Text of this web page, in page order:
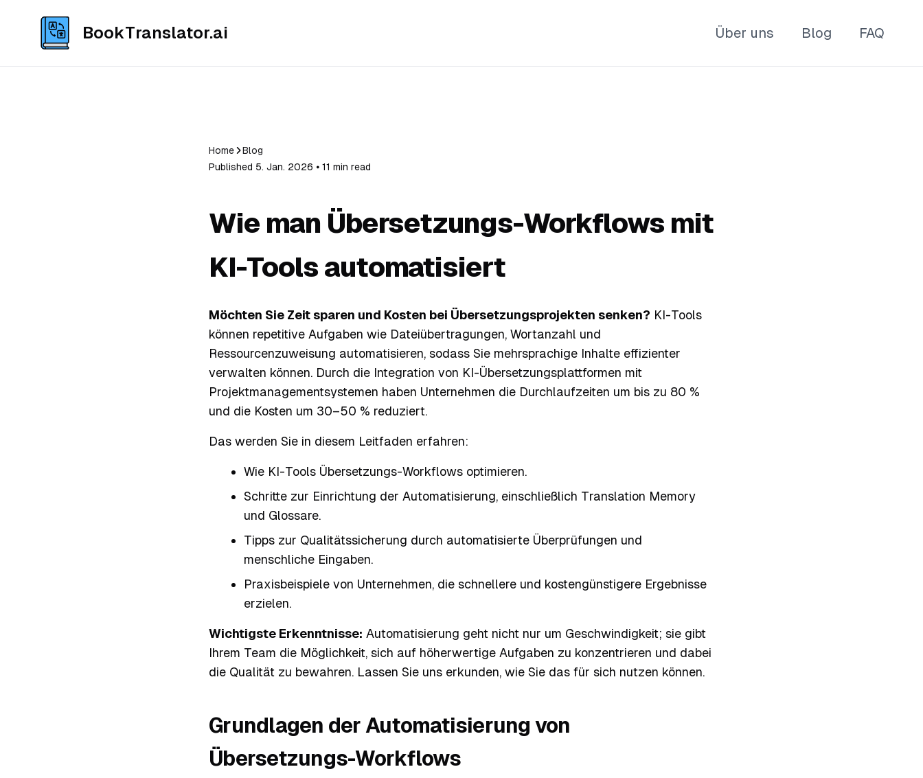
BookTranslator.ai Über uns Blog FAQ
Home
Blog
Published 5. Jan. 2026 ⦁ 11 min read
Wie man Übersetzungs-Workflows mit
KI-Tools automatisiert
Möchten Sie Zeit sparen und Kosten bei Übersetzungsprojekten senken? KI-Tools
können repetitive Aufgaben wie Dateiübertragungen, Wortanzahl und
Ressourcenzuweisung automatisieren, sodass Sie mehrsprachige Inhalte effizienter
verwalten können. Durch die Integration von KI-Übersetzungsplattformen mit
Projektmanagementsystemen haben Unternehmen die Durchlaufzeiten um bis zu 80 %
und die Kosten um 30–50 % reduziert.
Das werden Sie in diesem Leitfaden erfahren:
Wie KI-Tools Übersetzungs-Workflows optimieren.
Schritte zur Einrichtung der Automatisierung, einschließlich Translation Memory
und Glossare.
Tipps zur Qualitätssicherung durch automatisierte Überprüfungen und
menschliche Eingaben.
Praxisbeispiele von Unternehmen, die schnellere und kostengünstigere Ergebnisse
erzielen.
Wichtigste Erkenntnisse: Automatisierung geht nicht nur um Geschwindigkeit; sie gibt
Ihrem Team die Möglichkeit, sich auf höherwertige Aufgaben zu konzentrieren und dabei
die Qualität zu bewahren. Lassen Sie uns erkunden, wie Sie das für sich nutzen können.
Grundlagen der Automatisierung von
Übersetzungs-Workflows